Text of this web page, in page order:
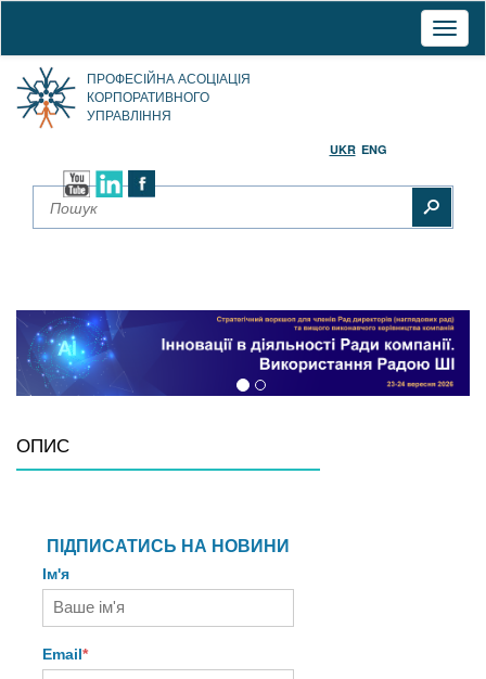
ПРОФЕСІЙНА АСОЦІАЦІЯ
КОРПОРАТИВНОГО
УПРАВЛІННЯ
UKR ENG
ОПИС
ПІДПИСАТИСЬ НА НОВИНИ
Ім'я
Email*